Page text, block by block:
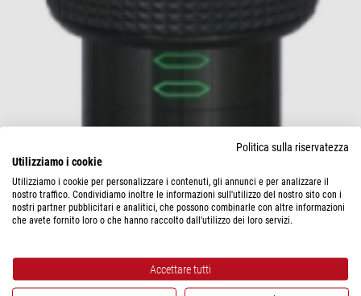
Politica sulla riservatezza
Utilizziamo i cookie
Utilizziamo i cookie per personalizzare i contenuti, gli annunci e per analizzare il
nostro traffico. Condividiamo inoltre le informazioni sull'utilizzo del nostro sito con i
nostri partner pubblicitari e analitici, che possono combinarle con altre informazioni
che avete fornito loro o che hanno raccolto dall'utilizzo dei loro servizi.
Accettare tutti